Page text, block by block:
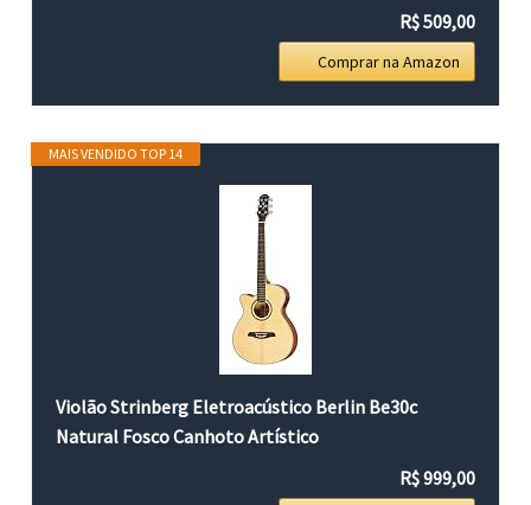
R$ 509,00
Comprar na Amazon
MAIS VENDIDO TOP 14
Violão Strinberg Eletroacústico Berlin Be30c
Natural Fosco Canhoto Artístico
R$ 999,00